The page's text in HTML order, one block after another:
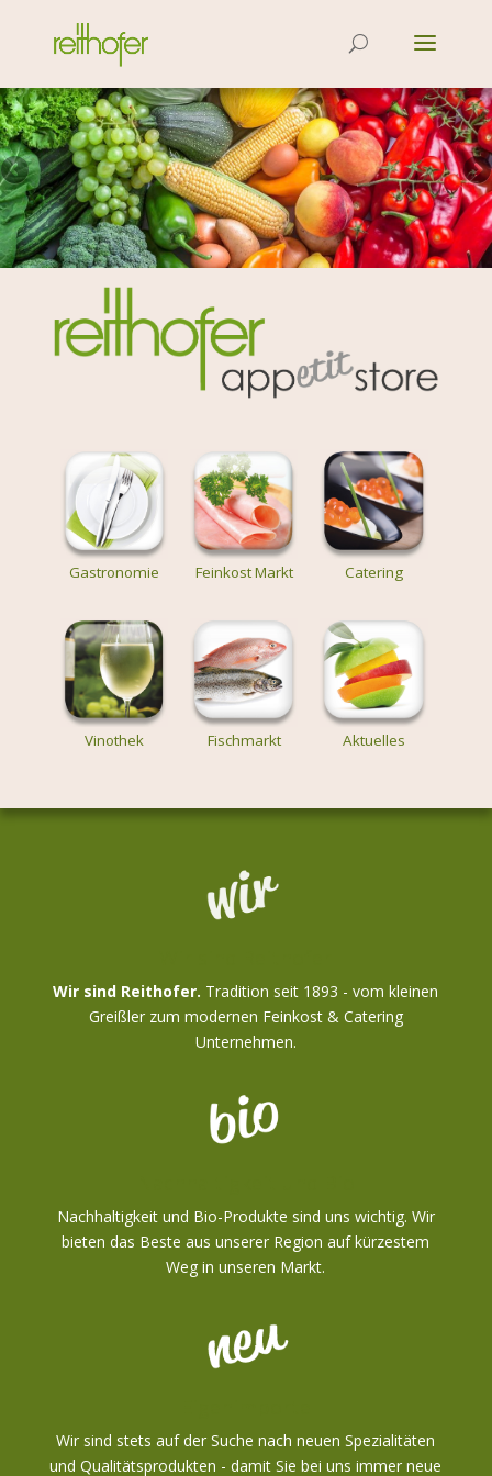
Gastronomie
Vinothek
Feinkost Markt
Fischmarkt
Catering
Aktuelles
Wir sind Reithofer. Tradition seit 1893 - vom kleinen
Greißler zum modernen Feinkost & Catering
Unternehmen.
Nachhaltigkeit und Bio-Produkte sind uns wichtig. Wir
bieten das Beste aus unserer Region auf kürzestem
Weg in unseren Markt.
Wir sind stets auf der Suche nach neuen Spezialitäten
und Qualitätsprodukten - damit Sie bei uns immer neue